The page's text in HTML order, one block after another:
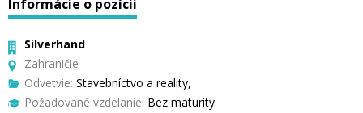
Informácie o pozícii
Silverhand
Zahraničie
Odvetvie: Stavebníctvo a reality,
Požadované vzdelanie: Bez maturity